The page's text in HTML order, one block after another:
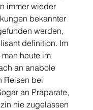
immer wieder
bekannter
werden,
definition. Im
heute im
an anabole
Reisen bei
an Präparate,
nie zugelassen